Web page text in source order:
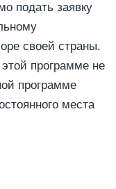
подать заявку
своей страны.
программе не
программе
места